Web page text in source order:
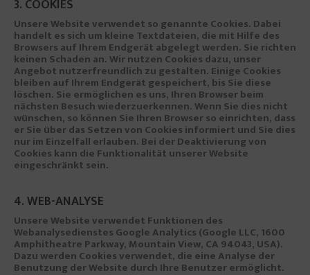
3. COOKIES
Unsere Website verwendet so genannte Cookies. Dabei
handelt es sich um kleine Textdateien, die mit Hilfe des
Browsers auf Ihrem Endgerät abgelegt werden. Sie richten
keinen Schaden an. Wir nutzen Cookies dazu, unser
Angebot nutzerfreundlich zu gestalten. Einige Cookies
bleiben auf Ihrem Endgerät gespeichert, bis Sie diese
löschen. Sie ermöglichen es uns, Ihren Browser beim
nächsten Besuch wiederzuerkennen. Wenn Sie dies nicht
wünschen, so können Sie Ihren Browser so einrichten, dass
er Sie über das Setzen von Cookies informiert und Sie dies
nur im Einzelfall erlauben. Bei der Deaktivierung von
Cookies kann die Funktionalität unserer Website
eingeschränkt sein.
4. WEB-ANALYSE
Unsere Website verwendet Funktionen des
Webanalysedienstes Google Analytics (Google LLC, 1600
Amphitheatre Parkway, Mountain View, CA 94043, USA).
Dazu werden Cookies verwendet, die eine Analyse der
Benutzung der Website durch Ihre Benutzer ermöglicht.